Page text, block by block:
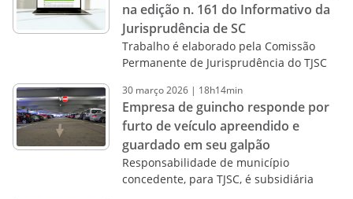
na edição n. 161 do Informativo da
Jurisprudência de SC
Trabalho é elaborado pela Comissão
Permanente de Jurisprudência do TJSC
30 março2026 | 18h14min
Empresa de guincho responde por
furto de veículo apreendido e
guardado em seu galpão
Responsabilidade de município
concedente, para TJSC, é subsidiária